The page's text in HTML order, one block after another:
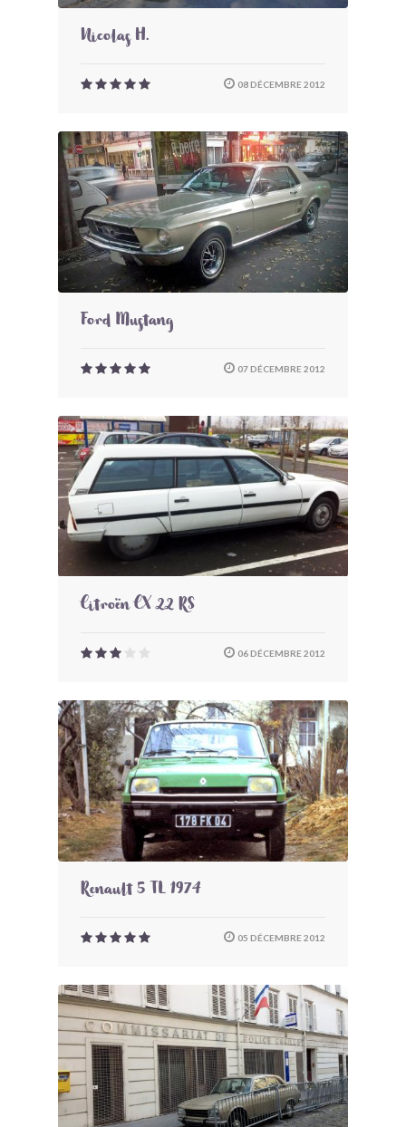
Nicolas H.
08 DÉCEMBRE 2012
Ford Mustang
07 DÉCEMBRE 2012
Citroën CX 22 RS
06 DÉCEMBRE 2012
Renault 5 TL 1974
05 DÉCEMBRE 2012